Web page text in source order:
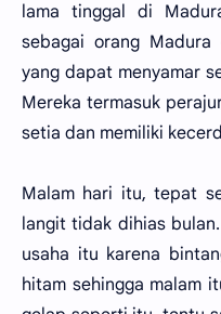
lama tinggal di
sebagai orang
yang dapat menyamar
Mereka termasuk
setia dan memiliki
Malam hari itu, tepat
langit tidak dihias
usaha itu karena
hitam sehingga malam